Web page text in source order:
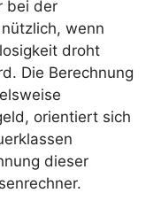
bei der
wenn
droht
Die Berechnung
orientiert sich
dieser